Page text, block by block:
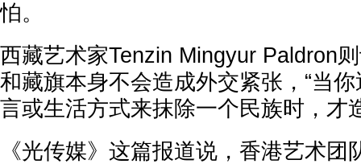
怕。
西藏艺术家Tenzin Mingyur Paldron
和藏旗本身不会造成外交紧张，“当
言或生活方式来抹除一个民族时，才
《光传媒》这篇报道说，香港艺术